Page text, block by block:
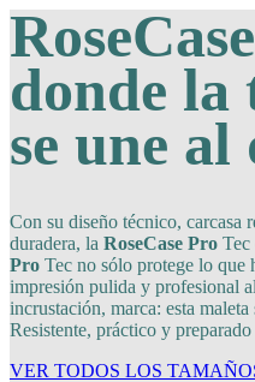
donde la
se une al
Con su diseño técnico, carcasa
duradera, la RoseCase Pro Tec
Pro Tec no sólo protege lo que
impresión pulida y profesional
incrustación, marca: esta maleta
Resistente, práctico y
VER TODOS LOS